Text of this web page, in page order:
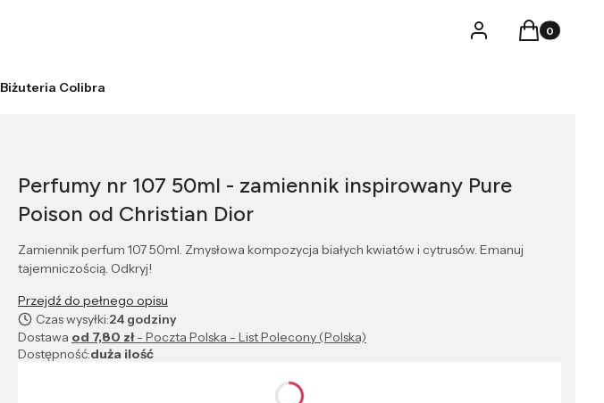
LogowanieProdukty w
Koszyk
Biżuteria Colibra
Perfumy nr 107 50ml - zamiennik inspirowany Pure
Poison od Christian Dior
Zamiennik perfum 107 50ml. Zmysłowa kompozycja białych kwiatów i cytrusów. Emanuj
tajemniczością. Odkryj!
Przejdź do pełnego opisu
Czas wysyłki:24 godziny
Dostawa od 7,80 zł- Poczta Polska - List Polecony (Polska)
Dostępność:duża ilość